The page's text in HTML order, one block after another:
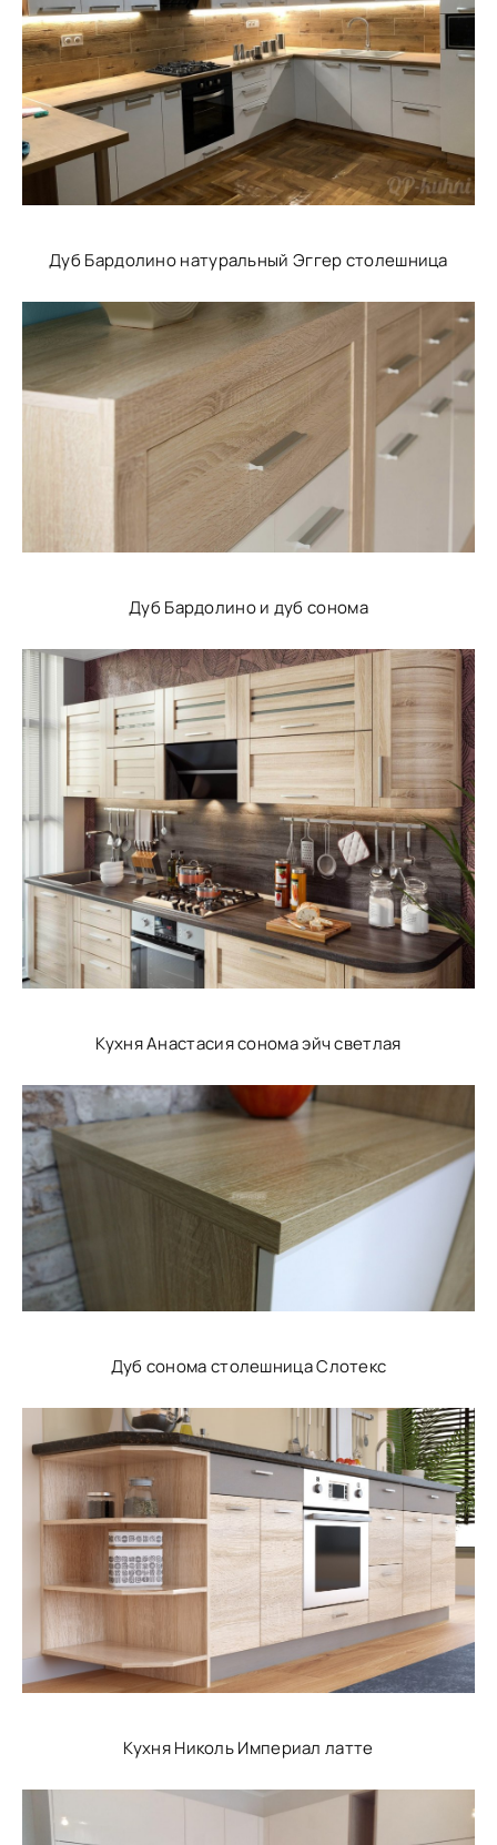
Дуб Бардолино натуральный Эггер столешница
Дуб Бардолино и дуб сонома
Кухня Анастасия сонома эйч светлая
Дуб сонома столешница Слотекс
Кухня Николь Империал латте